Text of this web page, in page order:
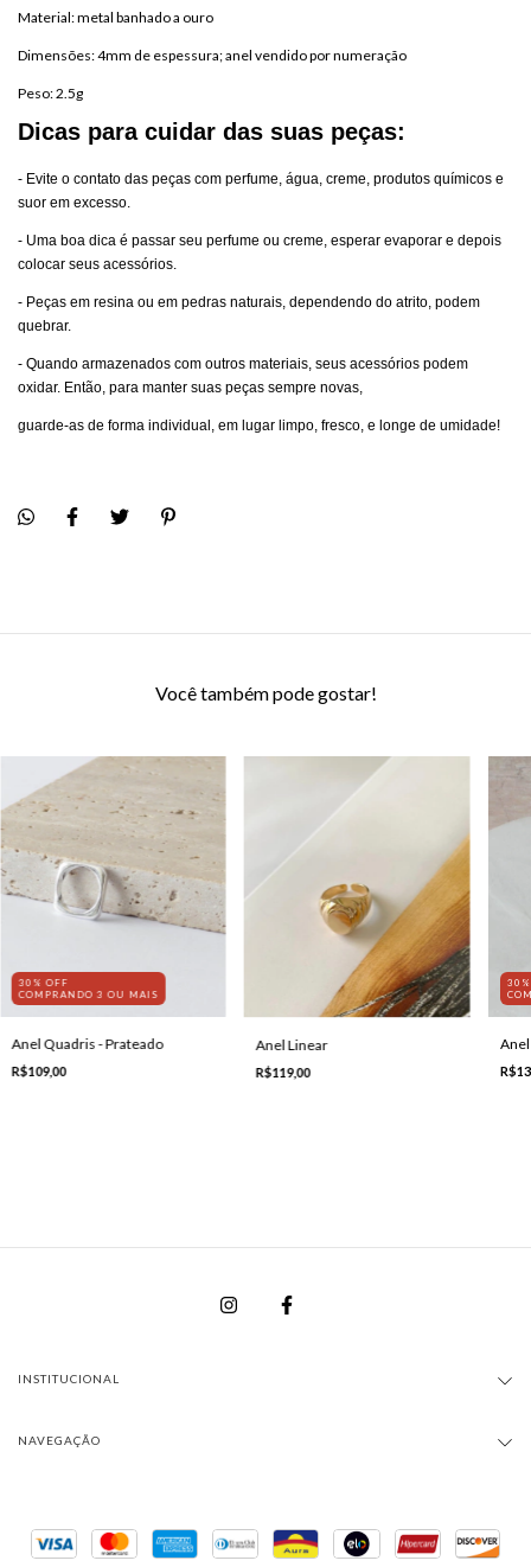
Material: metal banhado a ouro
Dimensões: 4mm de espessura; anel vendido por numeração
Peso: 2.5g
Dicas para cuidar das suas peças:
- Evite o contato das peças com perfume, água, creme, produtos químicos e
suor em excesso.
- Uma boa dica é passar seu perfume ou creme, esperar evaporar e depois
colocar seus acessórios.
- Peças em resina ou em pedras naturais, dependendo do atrito, podem
quebrar.
- Quando armazenados com outros materiais, seus acessórios podem
oxidar. Então, para manter suas peças sempre novas,
guarde-as de forma individual, em lugar limpo, fresco, e longe de umidade!
Você também pode gostar!
30% OFF
COMPRANDO 3 OU MAIS
Anel Quadris - Prateado
R$109,00
Anel Linear
R$119,00
Anel
INSTITUCIONAL
NAVEGAÇÃO